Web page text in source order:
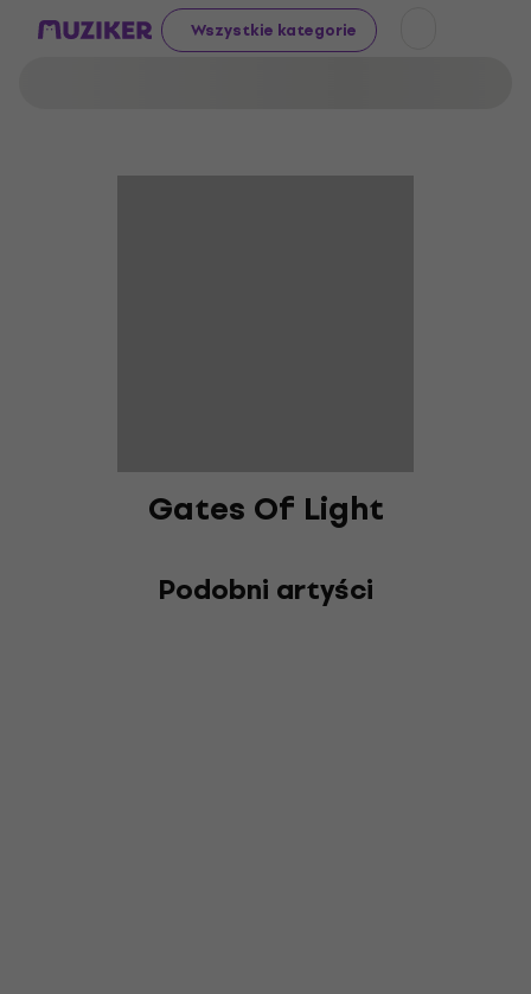
Wszystkie kategorie
Gates Of Light
Podobni artyści